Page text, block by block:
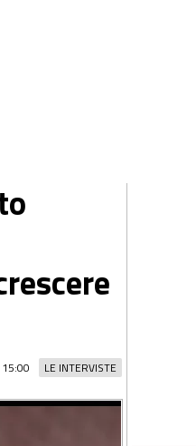
LE INTERVISTE
15:00